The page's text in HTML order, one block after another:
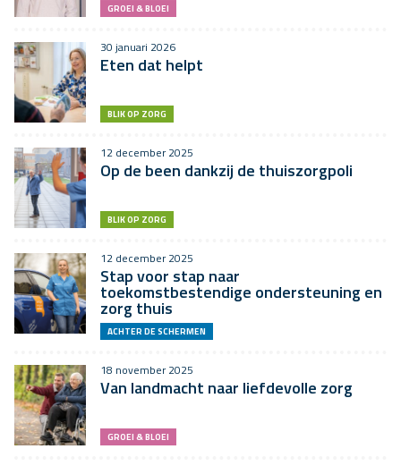
GROEI & BLOEI
30 januari 2026
Eten dat helpt
BLIK OP ZORG
12 december 2025
Op de been dankzij de thuiszorgpoli
BLIK OP ZORG
12 december 2025
Stap voor stap naar
toekomstbestendige ondersteuning en
zorg thuis
ACHTER DE SCHERMEN
18 november 2025
Van landmacht naar liefdevolle zorg
GROEI & BLOEI